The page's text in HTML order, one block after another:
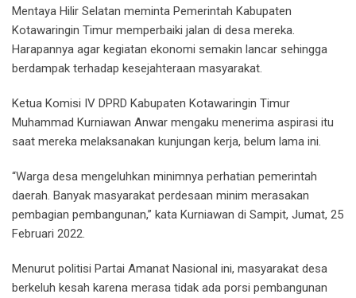
Mentaya Hilir Selatan meminta Pemerintah Kabupaten
Kotawaringin Timur memperbaiki jalan di desa mereka.
Harapannya agar kegiatan ekonomi semakin lancar sehingga
berdampak terhadap kesejahteraan masyarakat.
Ketua Komisi IV DPRD Kabupaten Kotawaringin Timur
Muhammad Kurniawan Anwar mengaku menerima aspirasi itu
saat mereka melaksanakan kunjungan kerja, belum lama ini.
“Warga desa mengeluhkan minimnya perhatian pemerintah
daerah. Banyak masyarakat perdesaan minim merasakan
pembagian pembangunan,” kata Kurniawan di Sampit, Jumat, 25
Februari 2022.
Menurut politisi Partai Amanat Nasional ini, masyarakat desa
berkeluh kesah karena merasa tidak ada porsi pembangunan